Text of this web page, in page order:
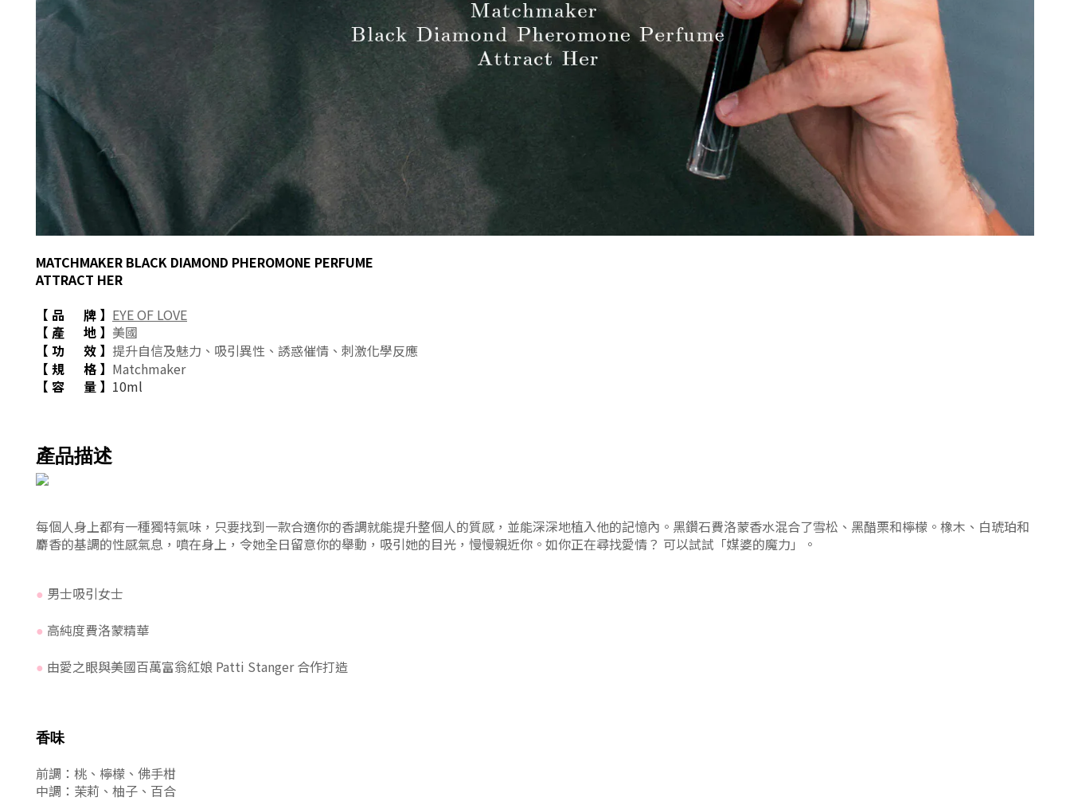
MATCHMAKER BLACK DIAMOND PHEROMONE PERFUME
ATTRACT HER
【 品 牌 】 EYE OF LOVE
【 產 地 】 美國
【 功 效 】 提升自信及魅力、吸引異性、誘惑催情、刺激化學反應
【 規 格 】 Matchmaker
【 容 量 】 10ml
產品描述
每個人身上都有一種獨特氣味，只要找到一款合適你的香調就能提升整個人的質感，並能深深地植入他的記憶內。黑鑽石費洛蒙香水混合了雪松、黑醋栗和檸檬。橡木、白琥珀和
麝香的基調的性感氣息，噴在身上，令她全日留意你的舉動，吸引她的目光，慢慢親近你 。 如你正在尋找愛情？ 可以試試「媒婆的魔力」。
● 男士吸引女士
● 高純度費洛蒙精華
● 由愛之眼與美國百萬富翁紅娘 Patti Stanger 合作打造
香味
前調：桃、檸檬、佛手柑
中調：茉莉、柚子、百合